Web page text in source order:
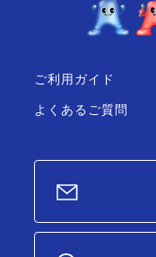
ご利用ガイド
よくあるご質問